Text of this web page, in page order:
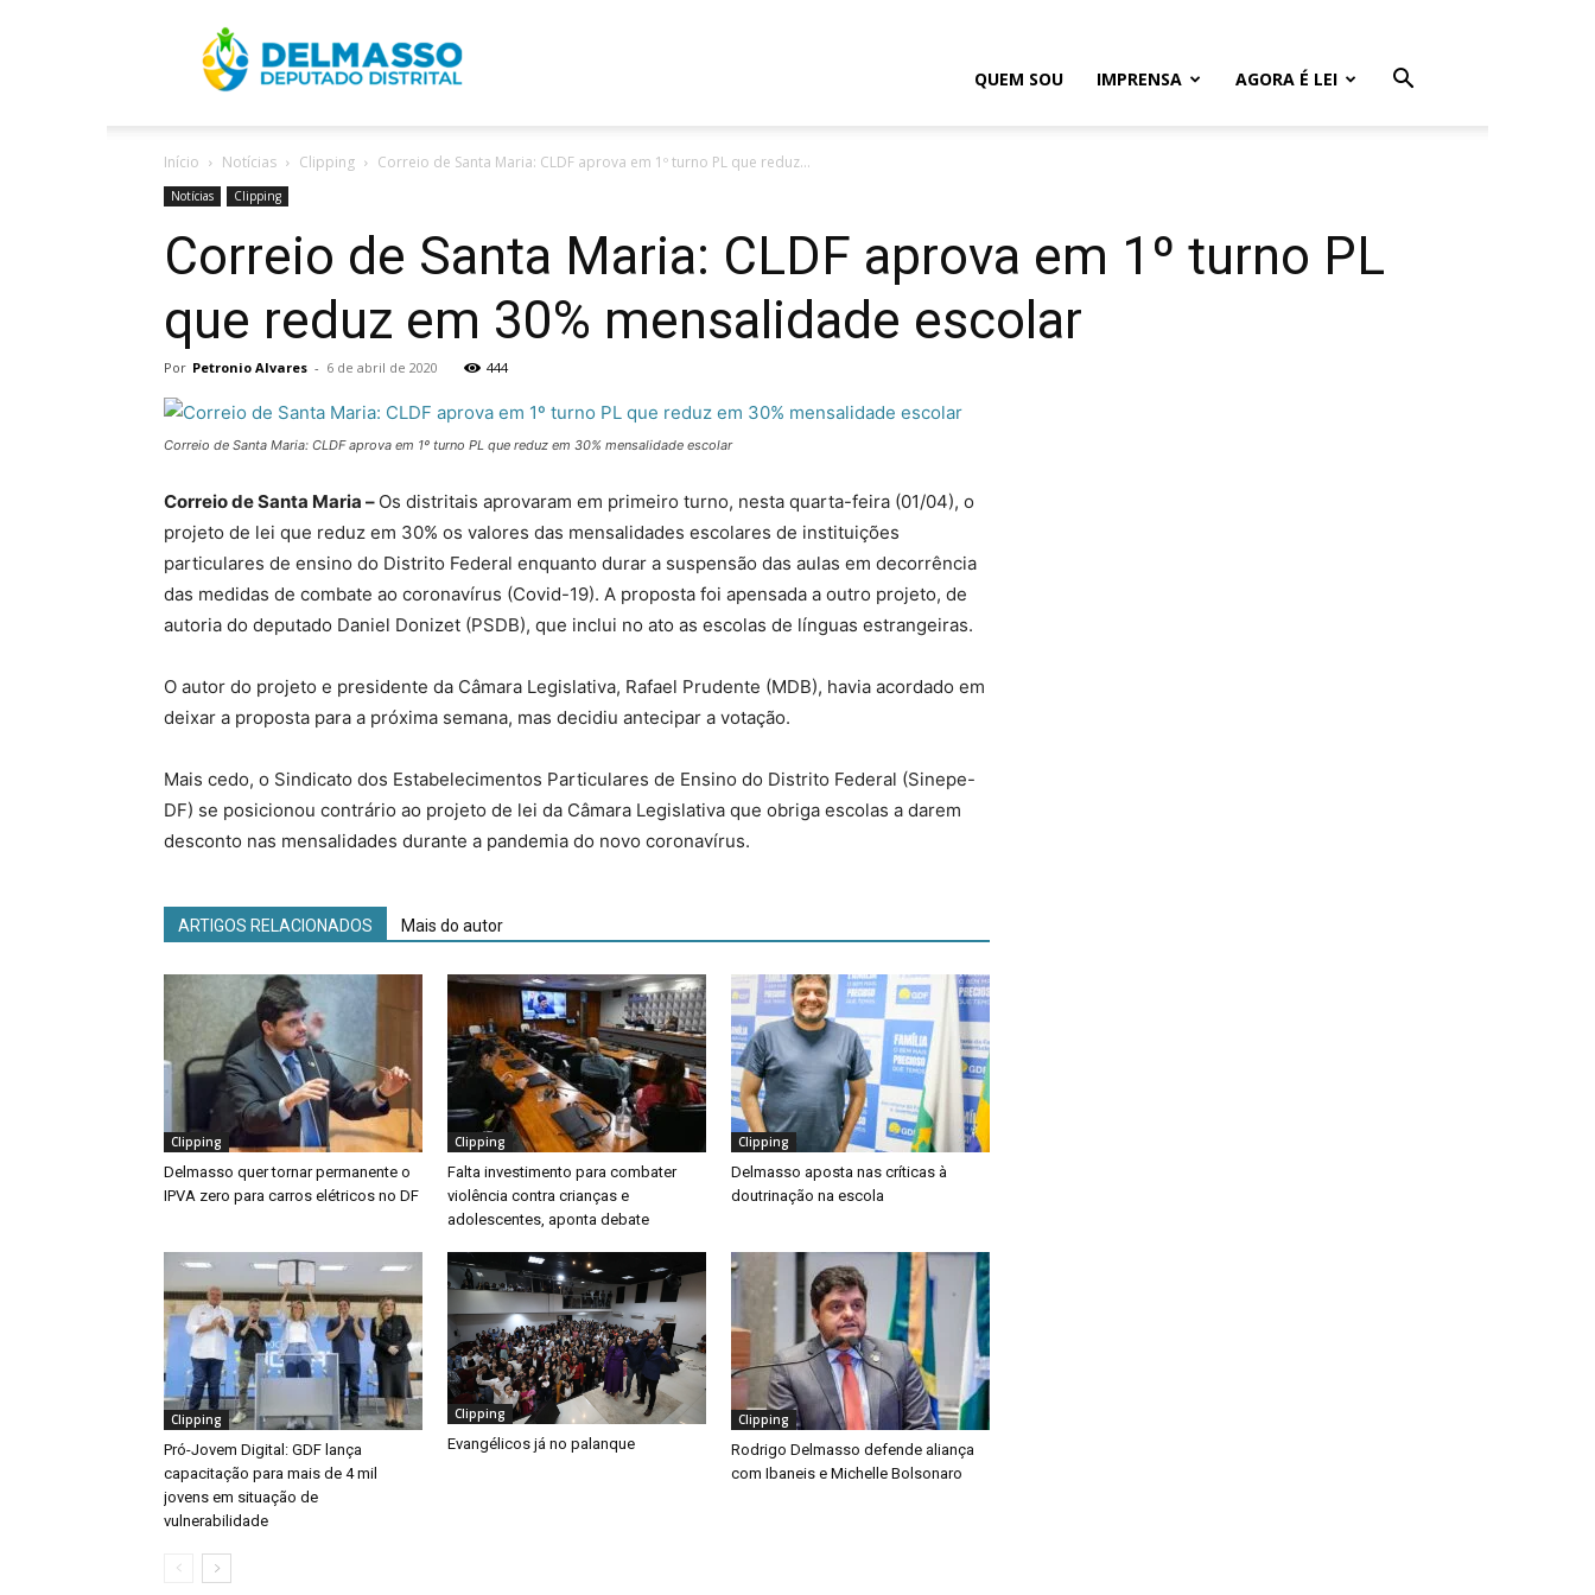
QUEM SOU IMPRENSA AGORA É LEI
Início Notícias Clipping Correio de Santa Maria: CLDF aprova em 1º turno PL que reduz...
Notícias Clipping
Correio de Santa Maria: CLDF aprova em 1º turno PL
que reduz em 30% mensalidade escolar
Por Petronio Alvares - 6 de abril de 2020 444
Correio de Santa Maria: CLDF aprova em 1º turno PL que reduz em 30% mensalidade escolar
Correio de Santa Maria – Os distritais aprovaram em primeiro turno, nesta quarta-feira (01/04), o
projeto de lei que reduz em 30% os valores das mensalidades escolares de instituições
particulares de ensino do Distrito Federal enquanto durar a suspensão das aulas em decorrência
das medidas de combate ao coronavírus (Covid-19). A proposta foi apensada a outro projeto, de
autoria do deputado Daniel Donizet (PSDB), que inclui no ato as escolas de línguas estrangeiras.
O autor do projeto e presidente da Câmara Legislativa, Rafael Prudente (MDB), havia acordado em
deixar a proposta para a próxima semana, mas decidiu antecipar a votação.
Mais cedo, o Sindicato dos Estabelecimentos Particulares de Ensino do Distrito Federal (Sinepe-
DF) se posicionou contrário ao projeto de lei da Câmara Legislativa que obriga escolas a darem
desconto nas mensalidades durante a pandemia do novo coronavírus.
ARTIGOS RELACIONADOS Mais do autor
Clipping
Delmasso quer tornar permanente o
IPVA zero para carros elétricos no DF
Clipping
Falta investimento para combater
violência contra crianças e
adolescentes, aponta debate
Clipping
Delmasso aposta nas críticas à
doutrinação na escola
Clipping
Pró-Jovem Digital: GDF lança
capacitação para mais de 4 mil
jovens em situação de
vulnerabilidade
Clipping
Evangélicos já no palanque
Clipping
Rodrigo Delmasso defende aliança
com Ibaneis e Michelle Bolsonaro